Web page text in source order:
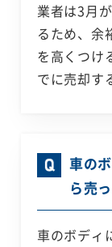
業者は3月
るため、余
を高くつけ
でに売却す
車の
ら売
車のボディ